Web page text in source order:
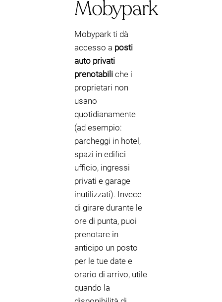
Mobypark
Mobypark ti dà
accesso a posti
auto privati
prenotabili che i
proprietari non
usano
quotidianamente
(ad esempio:
parcheggi in hotel,
spazi in edifici
ufficio, ingressi
privati e garage
inutilizzati). Invece
di girare durante le
ore di punta, puoi
prenotare in
anticipo un posto
per le tue date e
orario di arrivo, utile
quando la